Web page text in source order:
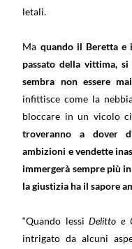
letali.
Ma quando il Beretta e
passato della vittima,
sembra non essere
infittisce come la
bloccare in un vicolo
troveranno a dover
ambizioni e vendette
immergerà sempre più
la giustizia ha il sapore
“Quando lessiDelitto e
intrigato da alcuni